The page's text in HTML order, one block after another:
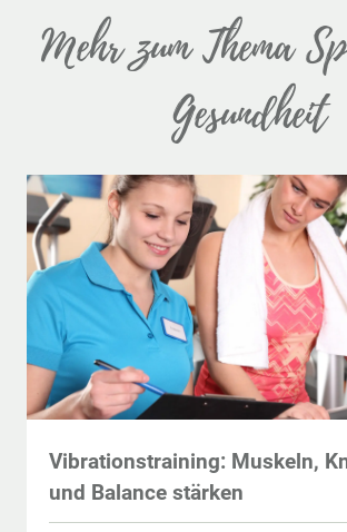
Mehr zum Thema
Gesundheit
Vibrationstraining: Muskeln,
und Balance stärken